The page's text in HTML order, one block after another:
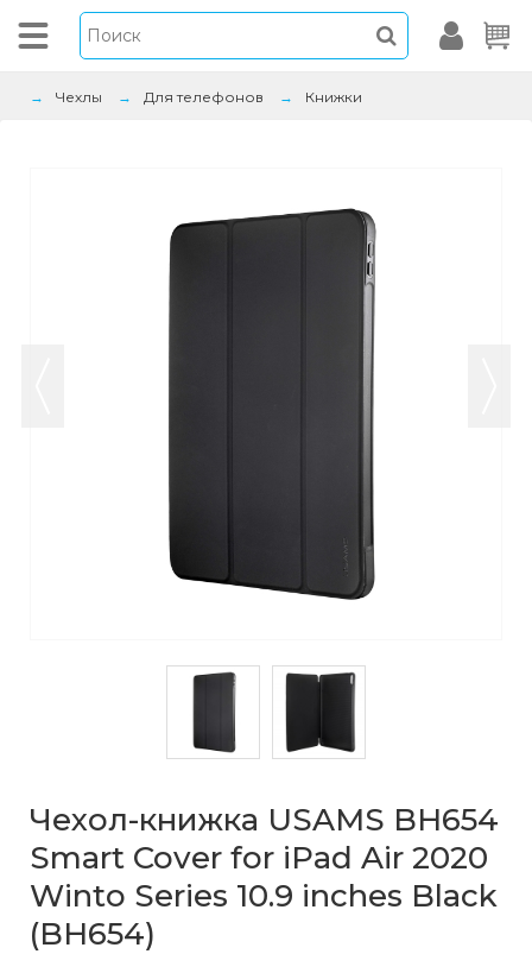
Чехлы Для телефонов Книжки
Чехол-книжка USAMS BH654
Smart Cover for iPad Air 2020
Winto Series 10.9 inches Black
(BH654)